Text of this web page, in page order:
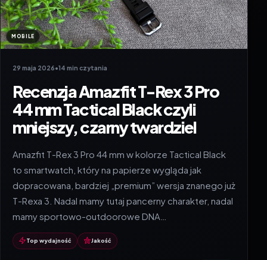
MOBILE
29 maja 2026•14 min czytania
Recenzja Amazfit T-Rex 3 Pro
44 mm Tactical Black czyli
mniejszy, czarny twardziel
Amazfit T-Rex 3 Pro 44 mm w kolorze Tactical Black
to smartwatch, który na papierze wygląda jak
dopracowana, bardziej „premium” wersja znanego już
T-Rexa 3. Nadal mamy tutaj pancerny charakter, nadal
mamy sportowo-outdoorowe DNA…
Top wydajność Jakość